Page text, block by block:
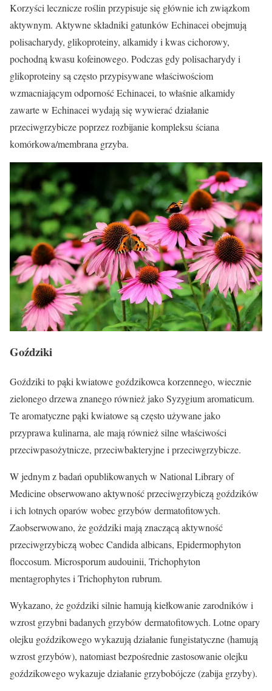
Korzyści lecznicze roślin przypisuje się głównie ich związkom
aktywnym. Aktywne składniki gatunków Echinacei obejmują
polisacharydy, glikoproteiny, alkamidy i kwas cichorowy,
pochodną kwasu kofeinowego. Podczas gdy polisacharydy i
glikoproteiny są często przypisywane właściwościom
wzmacniającym odporność Echinacei, to właśnie alkamidy
zawarte w Echinacei wydają się wywierać działanie
przeciwgrzybicze poprzez rozbijanie kompleksu ściana
komórkowa/membrana grzyba.
Goździki
Goździki to pąki kwiatowe goździkowca korzennego, wiecznie
zielonego drzewa znanego również jako Syzygium aromaticum.
Te aromatyczne pąki kwiatowe są często używane jako
przyprawa kulinarna, ale mają również silne właściwości
przeciwpasożytnicze, przeciwbakteryjne i przeciwgrzybicze.
W jednym z badań opublikowanych w National Library of
Medicine obserwowano aktywność przeciwgrzybiczą goździków
i ich lotnych oparów wobec grzybów dermatofitowych.
Zaobserwowano, że goździki mają znaczącą aktywność
przeciwgrzybiczą wobec Candida albicans, Epidermophyton
floccosum. Microsporum audouinii, Trichophyton
mentagrophytes i Trichophyton rubrum.
Wykazano, że goździki silnie hamują kiełkowanie zarodników i
wzrost grzybni badanych grzybów dermatofitowych. Lotne opary
olejku goździkowego wykazują działanie fungistatyczne (hamują
wzrost grzybów), natomiast bezpośrednie zastosowanie olejku
goździkowego wykazuje działanie grzybobójcze (zabija grzyby).